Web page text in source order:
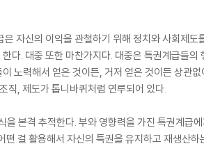
자신의 이익을 관철하기 위해 정치와 사회제
다. 대중 또한 마찬가지다. 대중은 특권계급들
노력해서 얻은 것이든, 거저 얻은 것이든 상관
직, 제도가 톱니바퀴처럼 연루되어 있다.
을 본격 추적한다. 부와 영향력을 가진 특권계
떤 걸 활용해서 자신의 특권을 유지하고 재생산